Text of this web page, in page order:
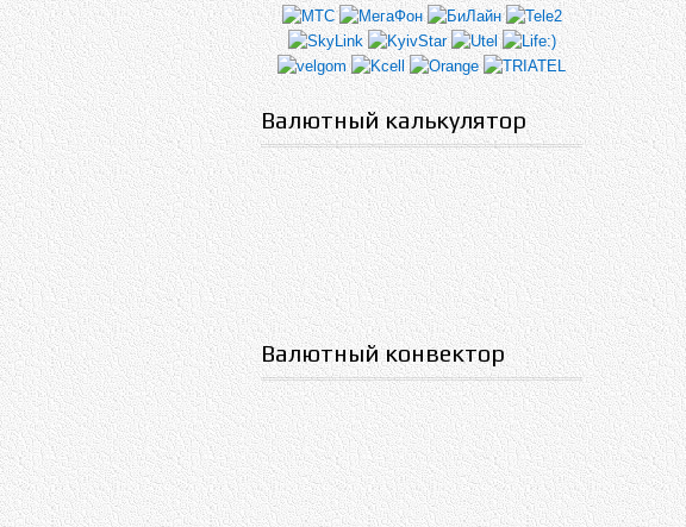
Валютный калькулятор
Валютный конвектор